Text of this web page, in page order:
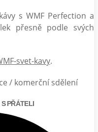
s WMF Perfection a
přesně podle svých
svet-kavy.
/ komerční sdělení
PŘÁTELI